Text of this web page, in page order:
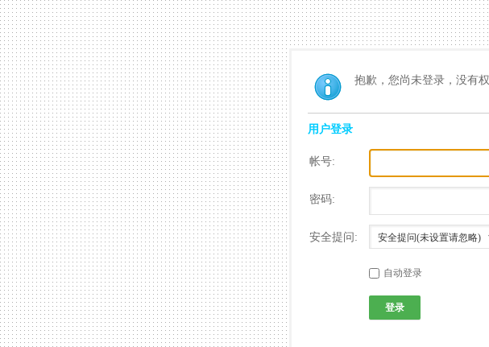
抱歉，您尚未登录，没有
用户登录
帐号:
密码:
安全提问:
自动登录
登录